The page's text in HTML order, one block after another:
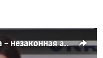
«Задержание моего мужа – незаконная акция» – супруга арестованного в Крыму Владислава Есипенко (видео)